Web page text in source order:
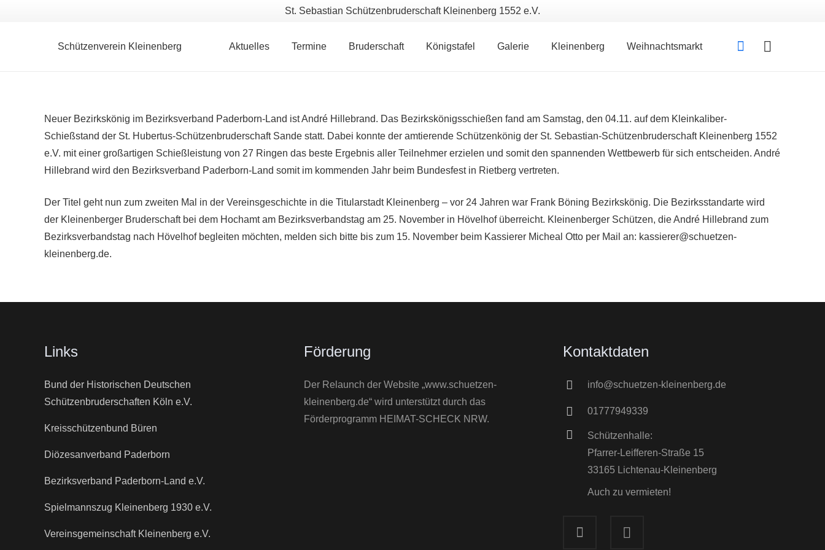
St. Sebastian Schützenbruderschaft Kleinenberg 1552 e.V.
Schützenverein Kleinenberg Aktuelles Termine Bruderschaft Königstafel Galerie Kleinenberg Weihnachtsmarkt
Neuer Bezirkskönig im Bezirksverband Paderborn-Land ist André Hillebrand. Das Bezirkskönigsschießen fand am Samstag, den 04.11. auf dem Kleinkaliber-
Schießstand der St. Hubertus-Schützenbruderschaft Sande statt. Dabei konnte der amtierende Schützenkönig der St. Sebastian-Schützenbruderschaft Kleinenberg 1552
e.V. mit einer großartigen Schießleistung von 27 Ringen das beste Ergebnis aller Teilnehmer erzielen und somit den spannenden Wettbewerb für sich entscheiden. André
Hillebrand wird den Bezirksverband Paderborn-Land somit im kommenden Jahr beim Bundesfest in Rietberg vertreten.
Der Titel geht nun zum zweiten Mal in der Vereinsgeschichte in die Titularstadt Kleinenberg – vor 24 Jahren war Frank Böning Bezirkskönig. Die Bezirksstandarte wird
der Kleinenberger Bruderschaft bei dem Hochamt am Bezirksverbandstag am 25. November in Hövelhof überreicht. Kleinenberger Schützen, die André Hillebrand zum
Bezirksverbandstag nach Hövelhof begleiten möchten, melden sich bitte bis zum 15. November beim Kassierer Micheal Otto per Mail an: kassierer@schuetzen-
kleinenberg.de.
Links
Bund der Historischen Deutschen
Schützenbruderschaften Köln e.V.
Kreisschützenbund Büren
Diözesanverband Paderborn
Bezirksverband Paderborn-Land e.V.
Spielmannszug Kleinenberg 1930 e.V.
Vereinsgemeinschaft Kleinenberg e.V.
Förderung
Der Relaunch der Website „www.schuetzen-
kleinenberg.de“ wird unterstützt durch das
Förderprogramm HEIMAT-SCHECK NRW.
Kontaktdaten
info@schuetzen-kleinenberg.de
01777949339
Schützenhalle:
Pfarrer-Leifferen-Straße 15
33165 Lichtenau-Kleinenberg
Auch zu vermieten!